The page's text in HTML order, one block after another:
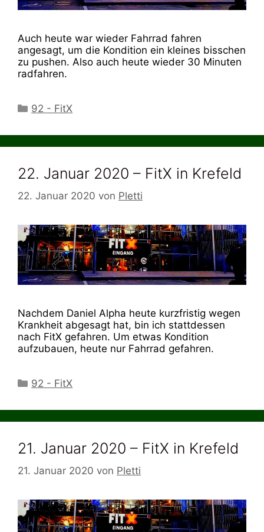
Auch heute war wieder Fahrrad fahren
angesagt, um die Kondition ein kleines bisschen
zu pushen. Also auch heute wieder 30 Minuten
radfahren.
Kategorien
92 - FitX
22. Januar 2020 – FitX in Krefeld
22. Januar 2020 von Pletti
Nachdem Daniel Alpha heute kurzfristig wegen
Krankheit abgesagt hat, bin ich stattdessen
nach FitX gefahren. Um etwas Kondition
aufzubauen, heute nur Fahrrad gefahren.
Kategorien
92 - FitX
21. Januar 2020 – FitX in Krefeld
21. Januar 2020 von Pletti